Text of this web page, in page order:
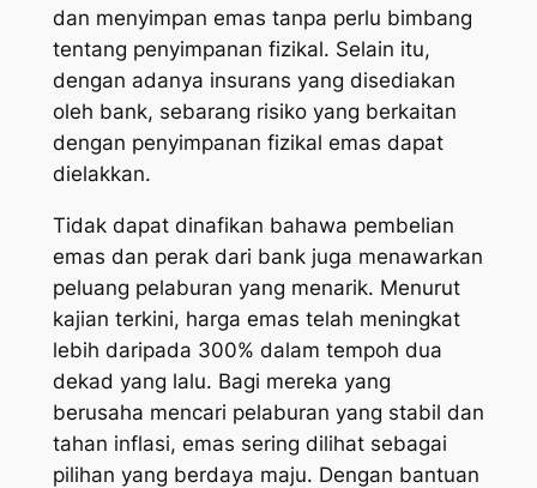
dan menyimpan emas tanpa perlu bimbang
tentang penyimpanan fizikal. Selain itu,
dengan adanya insurans yang disediakan
oleh bank, sebarang risiko yang berkaitan
dengan penyimpanan fizikal emas dapat
dielakkan.
Tidak dapat dinafikan bahawa pembelian
emas dan perak dari bank juga menawarkan
peluang pelaburan yang menarik. Menurut
kajian terkini, harga emas telah meningkat
lebih daripada 300% dalam tempoh dua
dekad yang lalu. Bagi mereka yang
berusaha mencari pelaburan yang stabil dan
tahan inflasi, emas sering dilihat sebagai
pilihan yang berdaya maju. Dengan bantuan